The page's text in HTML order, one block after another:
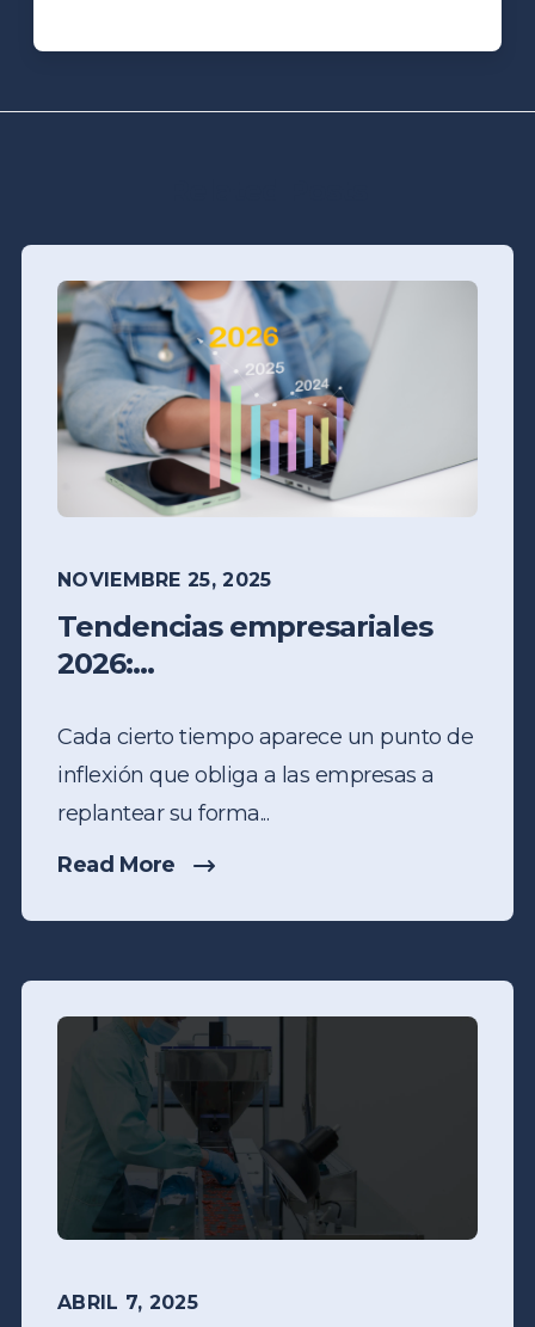
NOVIEMBRE 25, 2025
Tendencias empresariales
2026:...
Cada cierto tiempo aparece un punto de
inflexión que obliga a las empresas a
replantear su forma...
Read More
ABRIL 7, 2025